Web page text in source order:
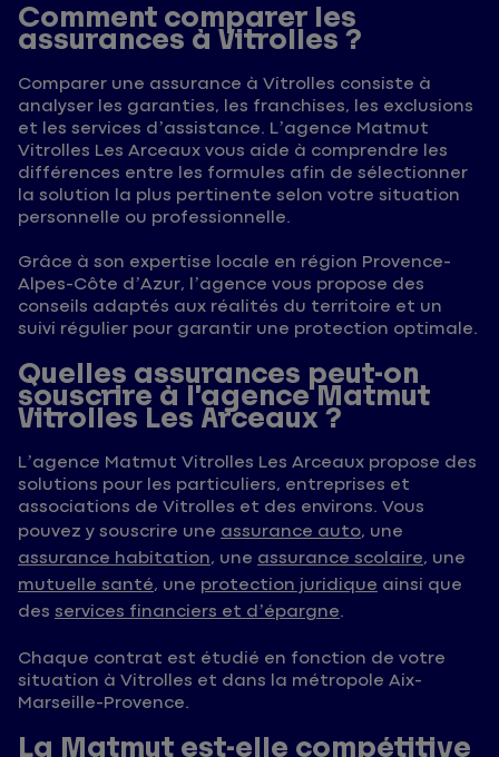
Comment comparer les
assurances à Vitrolles ?
Comparer une assurance à Vitrolles consiste à
analyser les garanties, les franchises, les exclusions
et les services d’assistance. L’agence Matmut
Vitrolles Les Arceaux vous aide à comprendre les
différences entre les formules afin de sélectionner
la solution la plus pertinente selon votre situation
personnelle ou professionnelle.
Grâce à son expertise locale en région Provence-
Alpes-Côte d’Azur, l’agence vous propose des
conseils adaptés aux réalités du territoire et un
suivi régulier pour garantir une protection optimale.
Quelles assurances peut-on
souscrire à l’agence Matmut
Vitrolles Les Arceaux ?
L’agence Matmut Vitrolles Les Arceaux propose des
solutions pour les particuliers, entreprises et
associations de Vitrolles et des environs. Vous
pouvez y souscrire une assurance auto, une
assurance habitation, une assurance scolaire, une
mutuelle santé, une protection juridique ainsi que
des services financiers et d’épargne.
Chaque contrat est étudié en fonction de votre
situation à Vitrolles et dans la métropole Aix-
Marseille-Provence.
La Matmut est-elle compétitive